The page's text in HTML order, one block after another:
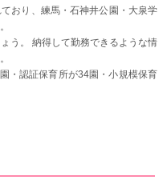
おり、練馬・石神井公園・大泉学
う。 納得して勤務できるような情
・認証保育所が34園・小規模保育